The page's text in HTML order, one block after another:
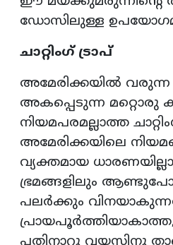
ഡോസിലുള്ള
ചാറ്റിംഗ് ട്രാപ്
അമേരിക്കയിൽ വരുന്ന
അകപ്പെടുന്ന
നിയമപരമല്ലാത്ത
അമേരിക്കയിലെ
വ്യക്തമായ
ഭ്രമങ്ങളിലും
പലർക്കും